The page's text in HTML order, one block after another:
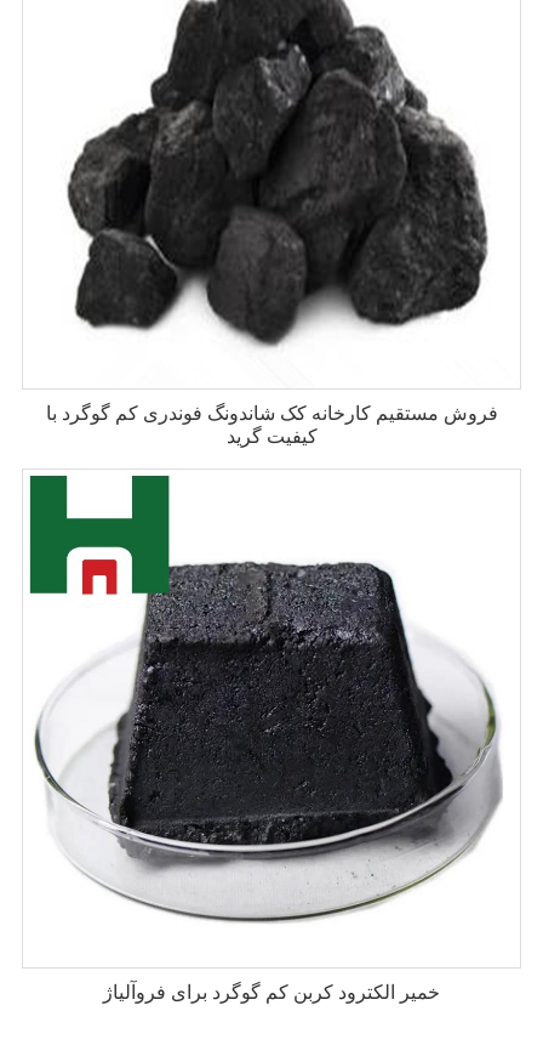
فروش مستقیم کارخانه کک شاندونگ فوندری کم گوگرد با
کیفیت گرید
خمیر الکترود کربن کم گوگرد برای فروآلیاژ